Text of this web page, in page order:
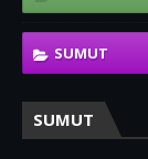
SUMUT
SUMUT